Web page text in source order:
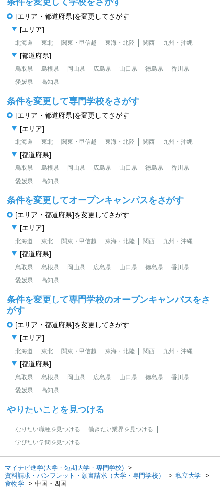
条件を変更して学校をさがす
[エリア・都道府県]を変更してさがす
[エリア]
北海道 東北 関東・甲信越 東海・北陸 関西 九州・沖縄
[都道府県]
鳥取県 島根県 岡山県 広島県 山口県 徳島県
香川県
愛媛県
高知県
条件を変更して専門学校をさがす
[エリア・都道府県]を変更してさがす
[エリア]
北海道 東北 関東・甲信越 東海・北陸 関西 九州・沖縄
[都道府県]
鳥取県 島根県 岡山県 広島県 山口県 徳島県
香川県
愛媛県
高知県
条件を変更してオープンキャンパスをさがす
[エリア・都道府県]を変更してさがす
[エリア]
北海道 東北 関東・甲信越 東海・北陸 関西 九州・沖縄
[都道府県]
鳥取県 島根県 岡山県 広島県 山口県 徳島県
香川県
愛媛県
高知県
条件を変更して専門学校のオープンキャンパスをさ
がす
[エリア・都道府県]を変更してさがす
[エリア]
北海道 東北 関東・甲信越 東海・北陸 関西 九州・沖縄
[都道府県]
鳥取県 島根県 岡山県 広島県 山口県 徳島県
香川県
愛媛県
高知県
やりたいことを見つける
なりたい職種を見つける
働きたい業界を見つける
学びたい学問を見つける
マイナビ進学(大学・短期大学・専門学校)
資料請求・パンフレット・願書請求（大学・専門学校）
私立大学
食物学
中国・四国